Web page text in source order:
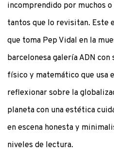
incomprendido por muchos
tantos que lo revisitan. Este
que toma Pep Vidal en la
barcelonesa galería ADN
físico y matemático que usa
reflexionar sobre la
planeta con una estética
en escena honesta y
niveles de lectura.